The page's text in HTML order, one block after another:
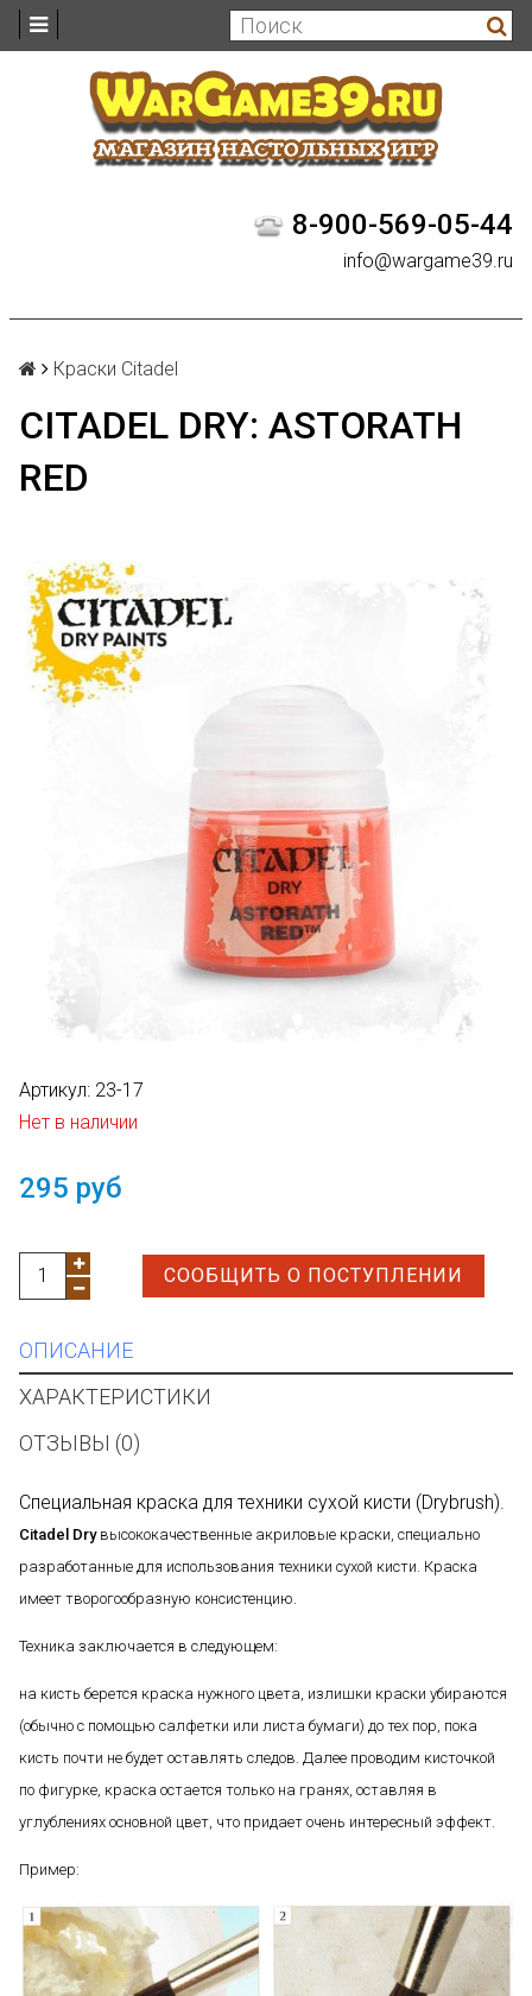
8-900-569-05-44
info@wargame39.ru
Краски Citadel
CITADEL DRY: ASTORATH
RED
Артикул: 23-17
Нет в наличии
295 руб
СООБЩИТЬ О ПОСТУПЛЕНИИ
ОПИСАНИЕ
ХАРАКТЕРИСТИКИ
ОТЗЫВЫ (0)
Специальная краска для техники сухой кисти (Drybrush).
Citadel Dryвысококачественные акриловые краски, специально
разработанные для использования техники сухой кисти. Краска
имеет творогообразную консистенцию.
Техника заключается в следующем:
на кисть берется краска нужного цвета, излишки краски убираются
(обычно с помощью салфетки или листа бумаги) до тех пор, пока
кисть почти не будет оставлять следов. Далее проводим кисточкой
по фигурке, краска остается только на гранях, оставляя в
углублениях основной цвет, что придает очень интересный эффект.
Пример: